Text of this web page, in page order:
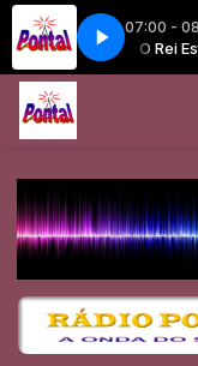
07:00 -
Anailton O Rei